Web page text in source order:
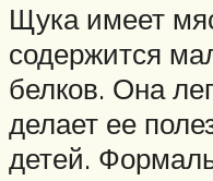
Щука имеет
содержится
белков. Она
делает ее
детей.